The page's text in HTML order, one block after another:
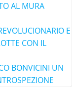
AL MURA
E
CON IL
BONVICINI UN